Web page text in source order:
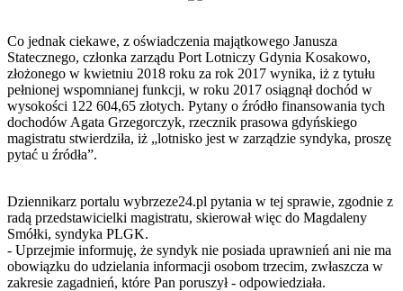
Co jednak ciekawe, z oświadczenia majątkowego Janusza
Statecznego, członka zarządu Port Lotniczy Gdynia Kosakowo,
złożonego w kwietniu 2018 roku za rok 2017 wynika, iż z tytułu
pełnionej wspomnianej funkcji, w roku 2017 osiągnął dochód w
wysokości 122 604,65 złotych. Pytany o źródło finansowania tych
dochodów Agata Grzegorczyk, rzecznik prasowa gdyńskiego
magistratu stwierdziła, iż „lotnisko jest w zarządzie syndyka, proszę
pytać u źródła”.
Dziennikarz portalu wybrzeze24.pl pytania w tej sprawie, zgodnie z
radą przedstawicielki magistratu, skierował więc do Magdaleny
Smółki, syndyka PLGK.
- Uprzejmie informuję, że syndyk nie posiada uprawnień ani nie ma
obowiązku do udzielania informacji osobom trzecim, zwłaszcza w
zakresie zagadnień, które Pan poruszył - odpowiedziała.